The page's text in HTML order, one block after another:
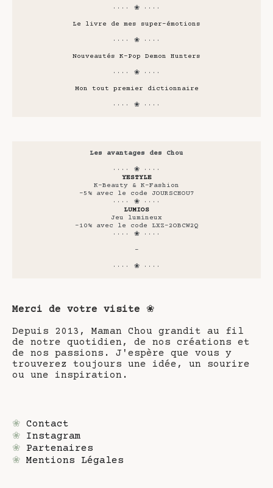
···· ❀ ····
Le livre de mes super-émotions
···· ❀ ····
Nouveautés K-Pop Demon Hunters
···· ❀ ····
Mon tout premier dictionnaire
···· ❀ ····
Les avantages des Chou
···· ❀ ····
YESTYLE
K-Beauty & K-Fashion
-5% avec le code JOURSCHOU7
···· ❀ ····
LUMIOS
Jeu lumineux
-10% avec le code LXZ-2OBCW2Q
···· ❀ ····
-
···· ❀ ····
Merci de votre visite ❀
Depuis 2013, Maman Chou grandit au fil
de notre quotidien, de nos créations et
de nos passions. J'espère que vous y
trouverez toujours une idée, un sourire
ou une inspiration.
❀ Contact
❀ Instagram
❀ Partenaires
❀ Mentions Légales